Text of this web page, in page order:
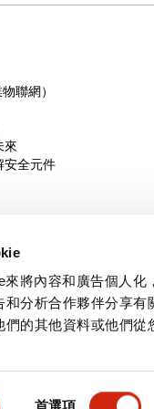
將內容和廣告個人化
和分析合作夥伴分享
的其他資料或他們從
首選項
聯網）
來
安全元件